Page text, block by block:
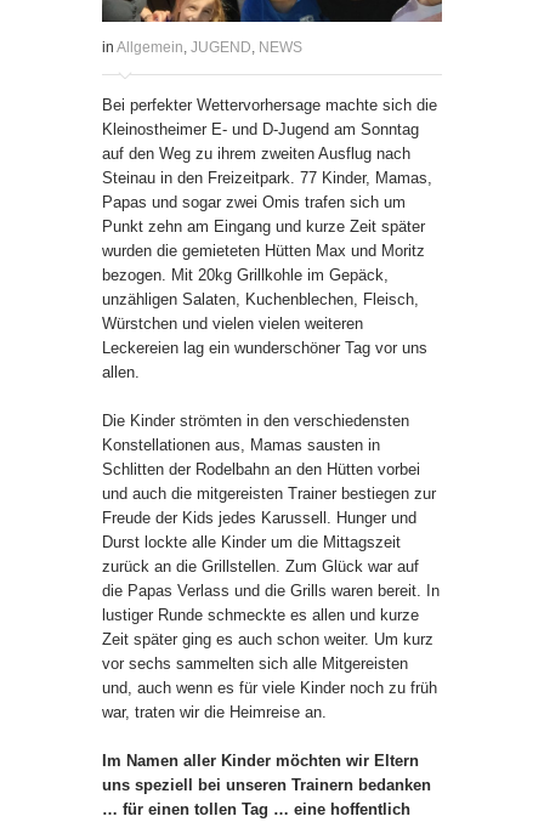
in Allgemein JUGEND NEWS
Bei perfekter Wettervorhersage machte sich die
Kleinostheimer E- und D-Jugend am Sonntag
auf den Weg zu ihrem zweiten Ausflug nach
Steinau in den Freizeitpark. 77 Kinder, Mamas,
Papas und sogar zwei Omis trafen sich um
Punkt zehn am Eingang und kurze Zeit später
wurden die gemieteten Hütten Max und Moritz
bezogen. Mit 20kg Grillkohle im Gepäck,
unzähligen Salaten, Kuchenblechen, Fleisch,
Würstchen und vielen vielen weiteren
Leckereien lag ein wunderschöner Tag vor uns
allen.
Die Kinder strömten in den verschiedensten
Konstellationen aus, Mamas sausten in
Schlitten der Rodelbahn an den Hütten vorbei
und auch die mitgereisten Trainer bestiegen zur
Freude der Kids jedes Karussell. Hunger und
Durst lockte alle Kinder um die Mittagszeit
zurück an die Grillstellen. Zum Glück war auf
die Papas Verlass und die Grills waren bereit. In
lustiger Runde schmeckte es allen und kurze
Zeit später ging es auch schon weiter. Um kurz
vor sechs sammelten sich alle Mitgereisten
und, auch wenn es für viele Kinder noch zu früh
war, traten wir die Heimreise an.
Im Namen aller Kinder möchten wir Eltern
uns speziell bei unseren Trainern bedanken
… für einen tollen Tag … eine hoffentlich